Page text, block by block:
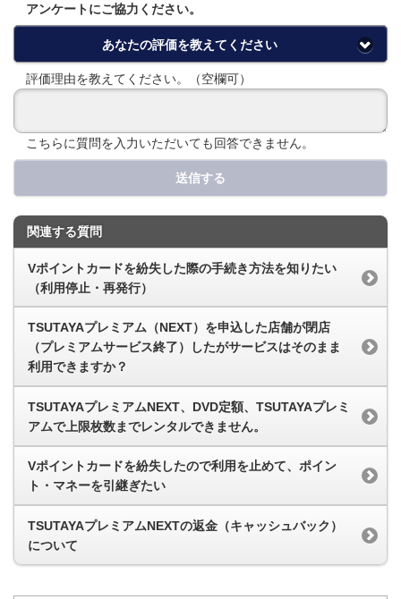
アンケートにご協力ください。
あなたの評価を教えてください
評価理由を教えてください。（空欄可）
こちらに質問を入力いただいても回答できません。
送信する
関連する質問
Vポイントカードを紛失した際の手続き方法を知りたい
（利用停止・再発行）
TSUTAYAプレミアム（NEXT）を申込した店舗が閉店
（プレミアムサービス終了）したがサービスはそのまま
利用できますか？
TSUTAYAプレミアムNEXT、DVD定額、TSUTAYAプレミ
アムで上限枚数までレンタルできません。
Vポイントカードを紛失したので利用を止めて、ポイン
ト・マネーを引継ぎたい
TSUTAYAプレミアムNEXTの返金（キャッシュバック）
について